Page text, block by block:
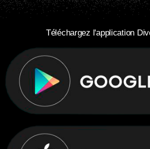
Téléchargez l'application